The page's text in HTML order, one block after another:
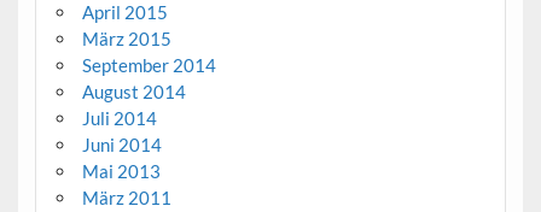
April 2015
März 2015
September 2014
August 2014
Juli 2014
Juni 2014
Mai 2013
März 2011